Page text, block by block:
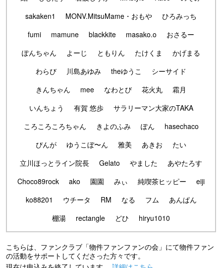
sakaken1
MONV.MitsuMame・おもや
ひろみっち
fumi
mamune blackkite masako.o
おさるー
ぽんちゃん
よーじ ともりん たけくま
かげまる
わらび
川島あゆみ theゆうこ
シーサイド
きんちゃん
mee なわとび 花火丸
霜月
いんちょう
有賀 悠歩
サラリーマン大家のTAKA
ころころころちゃん
きよのふみ ぽん
hasechaco
ぴんが
ゆうこぼ〜ん 雅美 あきお
たい
立川ほっとライン院長
Gelato やました
あやたろす
Choco89rock
ako 園園 みぃ 純喫茶ヒッピー
eiji
ko88201
ウチータ RM なる フム
あんぱん
棚湯
rectangle どひ hiryu1010
こちらは、ファンクラブ「物件ファンファンの会」にて物件ファン
の活動をサポートしてくださった方々です。